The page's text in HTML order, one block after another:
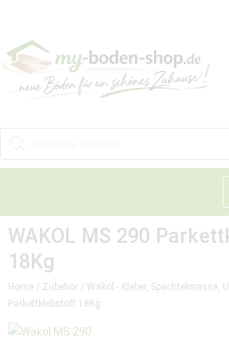
WAKOL MS 290
18Kg
Home / Zubehör / Wakol - Kleber, Spachtelmasse,
Parkettklebstoff 18Kg